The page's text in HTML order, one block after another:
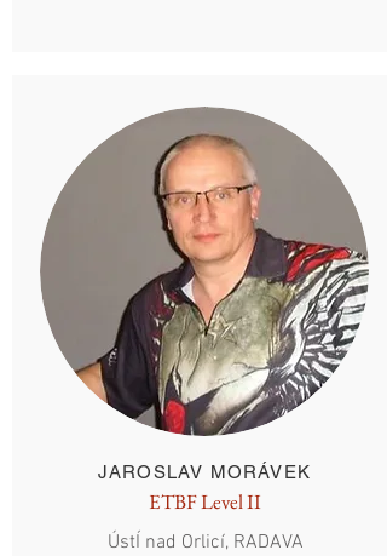
JAROSLAV MORÁVEK
ETBF Level II
ÚstÍ nad Orlicí, RADAVA